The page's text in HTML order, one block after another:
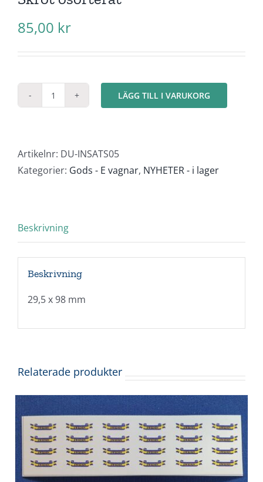
85,00 kr
Skrot
LÄGG TILL I VARUKORG
Artikelnr: DU-INSATS05
Kategorier: Gods - E vagnar, NYHETER - i lager
Beskrivning
Beskrivning
29,5 x 98 mm
Relaterade produkter